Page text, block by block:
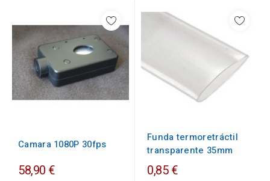
Camara 1080P 30fps
58,90 €
Funda termoretráctil
transparente 35mm
0,85 €